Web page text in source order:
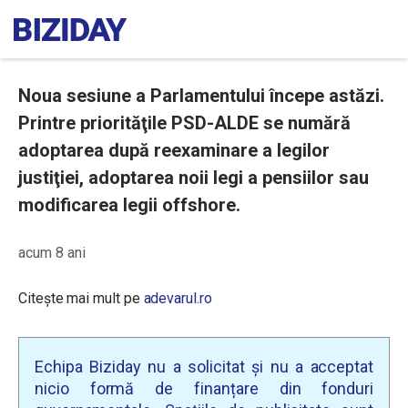
Noua sesiune a Parlamentului începe astăzi.
Printre priorităţile PSD-ALDE se numără
adoptarea după reexaminare a legilor
justiţiei, adoptarea noii legi a pensiilor sau
modificarea legii offshore.
acum 8 ani
Citește mai mult pe adevarul.ro
Echipa Biziday nu a solicitat și nu a acceptat
nicio formă de finanțare din fonduri